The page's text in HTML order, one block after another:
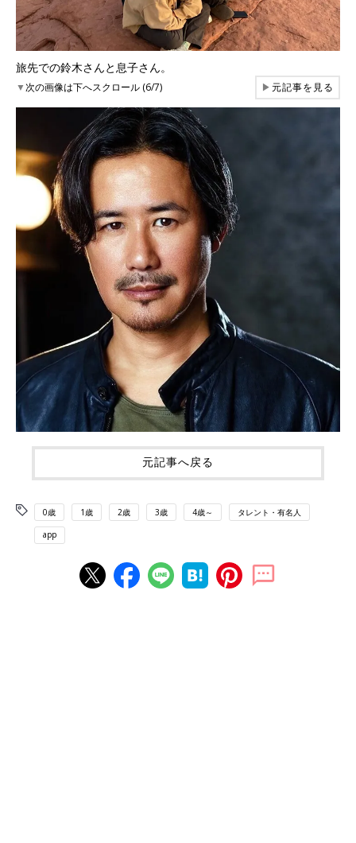
旅先での鈴木さんと息子さん。
▼次の画像は下へスクロール (6/7) ▶元記事を見る
元記事へ戻る
0歳 1歳 2歳 3歳 4歳～ タレント・有名人
app